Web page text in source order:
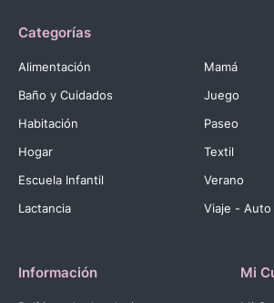
Categorías
Alimentación
Baño y Cuidados
Habitación
Hogar
Escuela Infantil
Lactancia
Mamá
Juego
Paseo
Textil
Verano
Viaje - Auto
Información Mi